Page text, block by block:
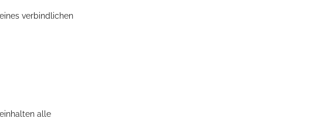
verbindlichen
alle